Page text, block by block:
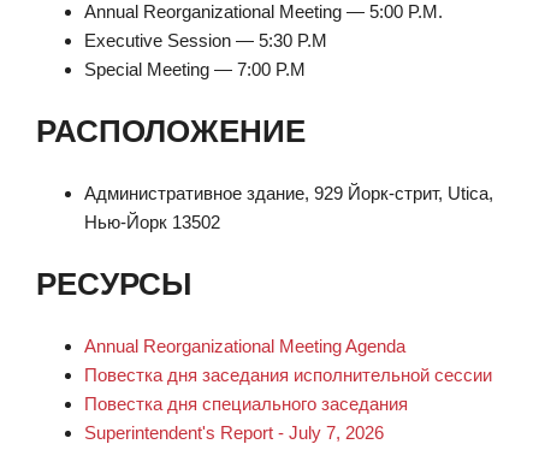
Annual Reorganizational Meeting — 5:00 P.M.
Executive Session — 5:30 P.M
Special Meeting — 7:00 P.M
РАСПОЛОЖЕНИЕ
Административное здание, 929 Йорк-стрит, Utica,
Нью-Йорк 13502
РЕСУРСЫ
Annual Reorganizational Meeting Agenda
Повестка дня заседания исполнительной сессии
Повестка дня специального заседания
Superintendent's Report - July 7, 2026